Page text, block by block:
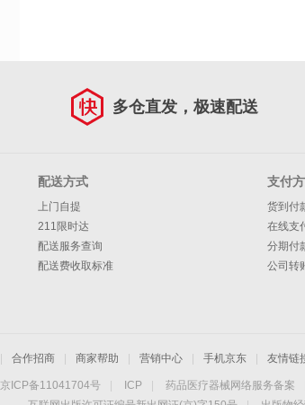
多仓直发，极速配送
配送方式
上门自提
211限时达
配送服务查询
配送费收取标准
支付
货到付
在线支
分期付
公司转
合作招商 商家帮助 营销中心 手机京东 友情链
京ICP备11041704号 ICP 药品医疗器械网络服务备案